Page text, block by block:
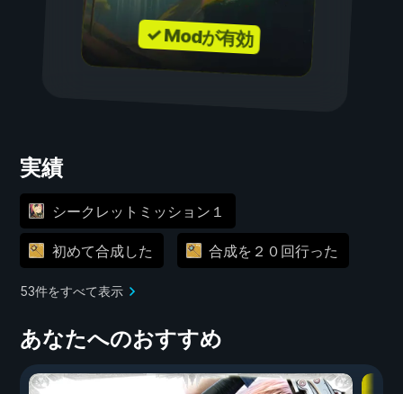
✓ Modが有効
実績
シークレットミッション１
初めて合成した 合成を２０回行った
53件をすべて表示
あなたへのおすすめ